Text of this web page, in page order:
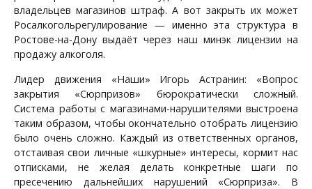
владельцев магазинов штраф. А вот закрыть их может
Росалкогольрегулирование — именно эта структура в
Ростове-на-Дону выдаёт через наш минэк лицензии на
продажу алкоголя.
Лидер движения «Наши» Игорь Астранин: «Вопрос
закрытия «Сюрпризов» бюрократически сложный.
Система работы с магазинами-нарушителями выстроена
таким образом, чтобы окончательно отобрать лицензию
было очень сложно. Каждый из ответственных органов,
отстаивая свои личные «шкурные» интересы, кормит нас
отписками, не желая делать конкретные шаги по
пресечению дальнейших нарушений «Сюрприза». В